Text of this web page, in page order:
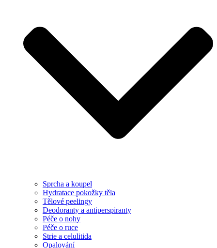
Sprcha a koupel
Hydratace pokožky těla
Tělové peelingy
Deodoranty a antiperspiranty
Péče o nohy
Péče o ruce
Strie a celulitida
Opalování